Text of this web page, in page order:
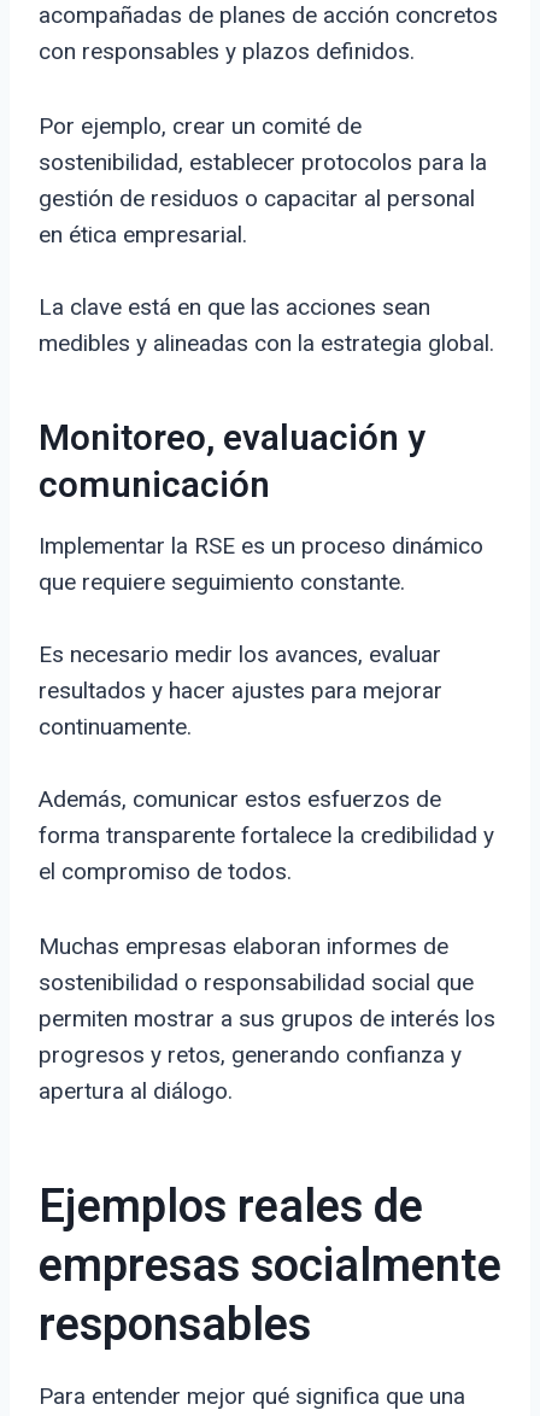
acompañadas de planes de acción concretos
con responsables y plazos definidos.
Por ejemplo, crear un comité de
sostenibilidad, establecer protocolos para la
gestión de residuos o capacitar al personal
en ética empresarial.
La clave está en que las acciones sean
medibles y alineadas con la estrategia global.
Monitoreo, evaluación y
comunicación
Implementar la RSE es un proceso dinámico
que requiere seguimiento constante.
Es necesario medir los avances, evaluar
resultados y hacer ajustes para mejorar
continuamente.
Además, comunicar estos esfuerzos de
forma transparente fortalece la credibilidad y
el compromiso de todos.
Muchas empresas elaboran informes de
sostenibilidad o responsabilidad social que
permiten mostrar a sus grupos de interés los
progresos y retos, generando confianza y
apertura al diálogo.
Ejemplos reales de
empresas socialmente
responsables
Para entender mejor qué significa que una